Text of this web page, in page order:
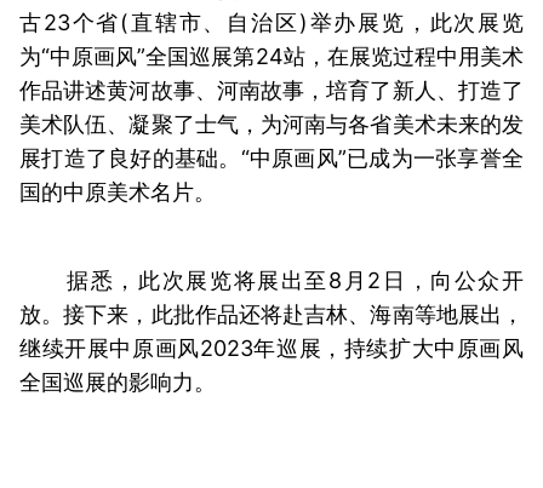
古23个省(直辖市、自治区)举办展览，此次展览
为“中原画风”全国巡展第24站，在展览过程中用美术
作品讲述黄河故事、河南故事，培育了新人、打造了
美术队伍、凝聚了士气，为河南与各省美术未来的发
展打造了良好的基础。“中原画风”已成为一张享誉全
国的中原美术名片。
据悉，此次展览将展出至8月2日，向公众开
放。接下来，此批作品还将赴吉林、海南等地展出，
继续开展中原画风2023年巡展，持续扩大中原画风
全国巡展的影响力。